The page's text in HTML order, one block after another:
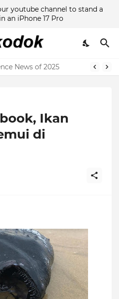
youtube channel to stand a
an iPhone 17 Pro
News of 2025
Ikan
di